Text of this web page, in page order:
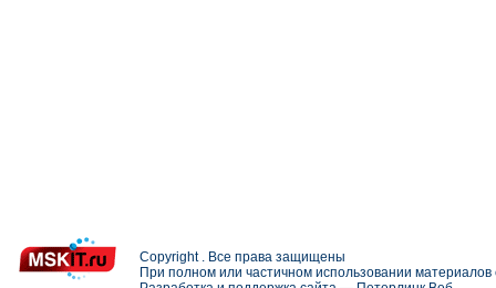
Copyright . Все права защищены
При полном или частичном использовании